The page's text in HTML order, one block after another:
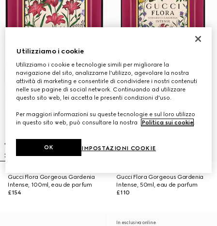
Gucci Flora Gorgeous Gardenia
Intense, 100ml, eau de parfum
£154
Gucci Flora Gorgeous Gardenia
Intense, 50ml, eau de parfum
£110
In esclusiva online
Utilizziamo i cookie
Utilizziamo i cookie e tecnologie simili per migliorare la
navigazione del sito, analizzarne l'utilizzo, agevolare la nostra
attività di marketing e consentirle di condividere i nostri contenuti
nelle sue pagine di social network. Continuando ad utilizzare
questo sito web, lei accetta le presenti condizioni d'uso.
Per maggiori informazioni su queste tecnologie e sul loro utilizzo
in questo sito web, può consultare la nostra
Politica sui cookie.
IMPOSTAZIONI COOKIE
OK